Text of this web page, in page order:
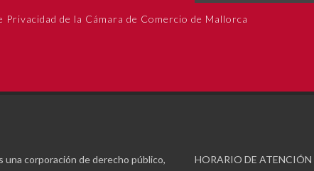
Privacidad de la Cámara de Comercio de Mallorca
una corporación de derecho público,
HORARIO DE ATENCIÓN